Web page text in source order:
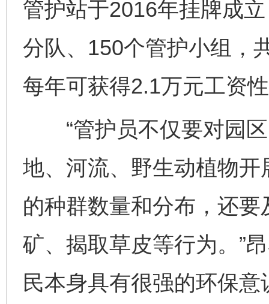
管护站于2016年挂牌成
分队、150个管护小组，
每年可获得2.1万元工资
“管护员不仅要对园区
地、河流、野生动植物
的种群数量和分布，还
矿、揭取草皮等行为。”
民本身具有很强的环保